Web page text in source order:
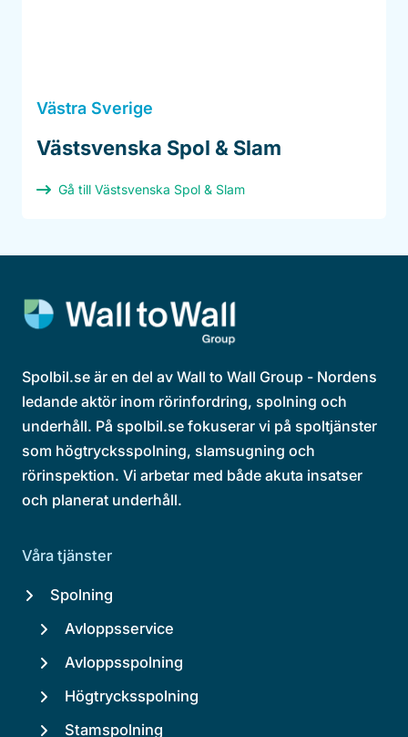
Västra Sverige
Västsvenska Spol & Slam
Gå till Västsvenska Spol & Slam
Spolbil.se är en del av Wall to Wall Group - Nordens
ledande aktör inom rörinfordring, spolning och
underhåll. På spolbil.se fokuserar vi på spoltjänster
som högtrycksspolning, slamsugning och
rörinspektion. Vi arbetar med både akuta insatser
och planerat underhåll.
Våra tjänster
Spolning
Avloppsservice
Avloppsspolning
Högtrycksspolning
Stamspolning